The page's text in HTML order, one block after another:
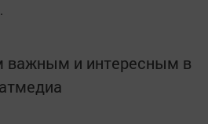
важным и интересным в